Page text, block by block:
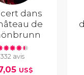
dans
de
332 avis
US$